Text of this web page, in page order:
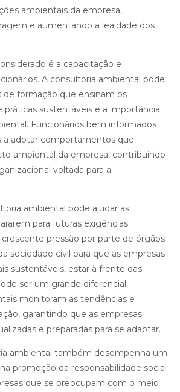
ambientais da empresa,
e aumentando a lealdade dos
é a capacitação e
A consultoria ambiental pode
de formação que ensinam os
práticas sustentáveis e a importância
Funcionários bem informados
a adotar comportamentos que
ambiental da empresa, contribuindo
voltada para a
ambiental pode ajudar as
para futuras exigências
pressão por parte de órgãos
sociedade civil para que as empresas
sustentáveis, estar à frente das
ser um grande diferencial.
monitoram as tendências e
garantindo que as empresas
e preparadas para se adaptar.
ambiental também desempenha um
promoção da responsabilidade social
que se preocupam com o meio